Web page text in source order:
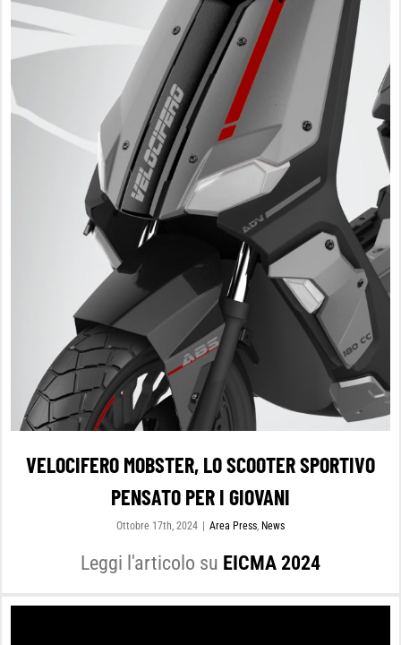
VELOCIFERO MOBSTER, LO SCOOTER SPORTIVO
PENSATO PER I GIOVANI
Ottobre 17th, 2024 Area Press, News
Leggi l'articolo su EICMA 2024